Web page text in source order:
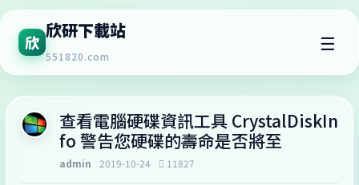
欣
欣研下載站
551820.com
☰
查看電腦硬碟資訊工具 CrystalDiskIn
fo 警告您硬碟的壽命是否將至
admin 2019-10-24 11827